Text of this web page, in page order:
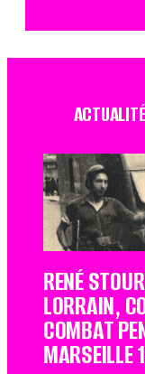
RENÉ
LORRAIN,
COMBAT